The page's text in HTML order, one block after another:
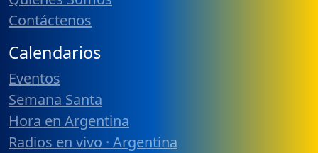
Contáctenos
Calendarios
Eventos
Semana Santa
Hora en Argentina
Radios en vivo · Argentina